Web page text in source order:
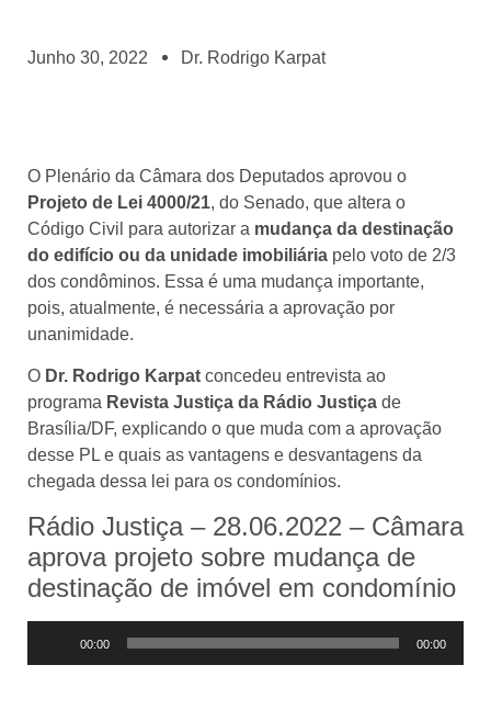
Junho 30, 2022 Dr. Rodrigo Karpat
O Plenário da Câmara dos Deputados aprovou o
Projeto de Lei 4000/21, do Senado, que altera o
Código Civil para autorizar a mudança da destinação
do edifício ou da unidade imobiliária pelo voto de 2/3
dos condôminos. Essa é uma mudança importante,
pois, atualmente, é necessária a aprovação por
unanimidade.
O Dr. Rodrigo Karpat concedeu entrevista ao
programa Revista Justiça da Rádio Justiça de
Brasília/DF, explicando o que muda com a aprovação
desse PL e quais as vantagens e desvantagens da
chegada dessa lei para os condomínios.
Rádio Justiça – 28.06.2022 – Câmara
aprova projeto sobre mudança de
destinação de imóvel em condomínio
00:00 00:00